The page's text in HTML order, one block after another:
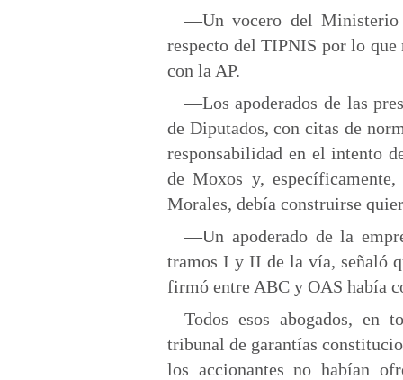
—Un vocero del Ministerio
respecto del TIPNIS por lo que
con la AP.
—Los apoderados de las
de Diputados, con citas de
responsabilidad en el intento
de Moxos y,
Morales, debía construirse
—Un apoderado de la
tramos I y II de la vía, señaló
firmó entre ABC y OAS había
Todos esos abogados, en
tribunal de garantías
los accionantes no habían